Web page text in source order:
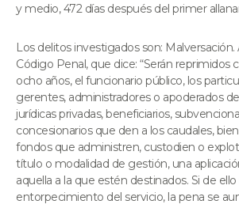
y medio, 472 días después del primer
Los delitos investigados son: Malversación.
Código Penal, que dice: “Serán reprimidos
ocho años, el funcionario público, los
gerentes, administradores o apoderados
jurídicas privadas, beneficiarios,
concesionarios que den a los caudales,
fondos que administren, custodien o
título o modalidad de gestión, una
aquella a la que estén destinados. Si de
entorpecimiento del servicio, la pena se